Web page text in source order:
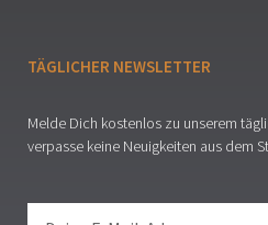
TÄGLICHER NEWSLETTER
Melde Dich kostenlos zu unserem
verpasse keine Neuigkeiten aus dem